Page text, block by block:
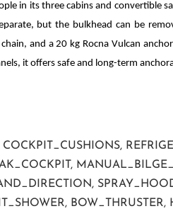
in its three cabins and convertible
but the bulkhead can be
and a 20 kg Rocna Vulcan
it offers safe and long-term